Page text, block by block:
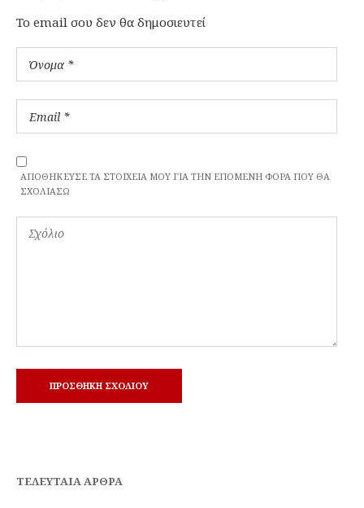
To email σου δεν θα δημοσιευτεί
ΑΠΟΘΉΚΕΥΣΕ ΤΑ ΣΤΟΙΧΕΊΑ ΜΟΥ ΓΙΑ ΤΗΝ ΕΠΌΜΕΝΗ ΦΟΡΆ ΠΟΥ ΘΑ
ΣΧΟΛΙΆΣΩ
ΤΕΛΕΥΤΑΊΑ ΆΡΘΡΑ